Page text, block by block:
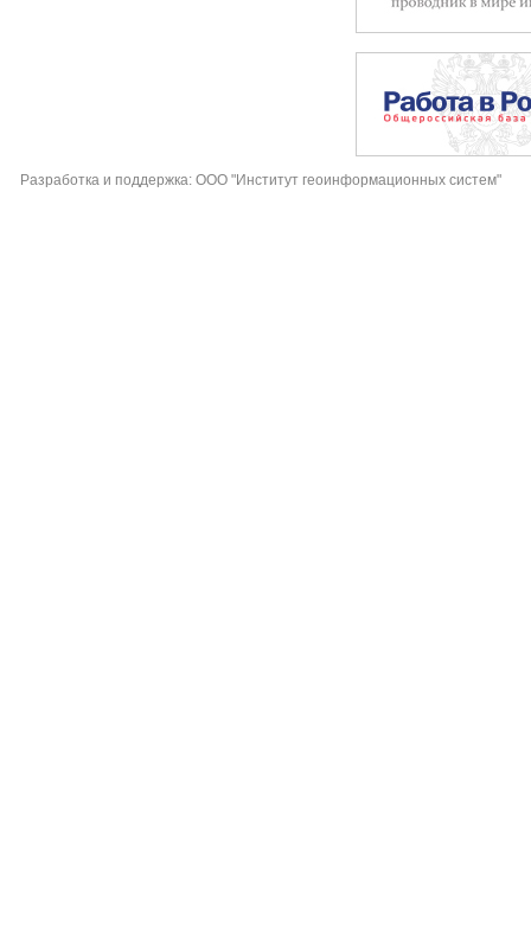
Разработка и поддержка: ООО "Институт геоинформационных систем"